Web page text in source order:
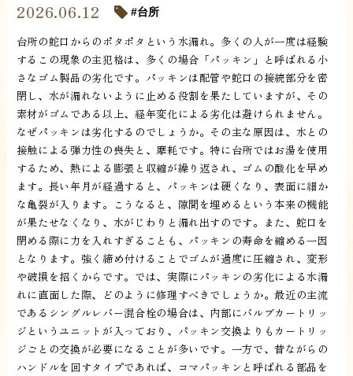
2026.06.12 台所
台所の蛇口からのポタポタという水漏れ。多くの人が一度は経験
するこの現象の主犯格は、多くの場合「パッキン」と呼ばれる小
さなゴム製品の劣化です。パッキンは配管や蛇口の接続部分を密
閉し、水が漏れないように止める役割を果たしていますが、その
素材がゴムである以上、経年変化による劣化は避けられません。
なぜパッキンは劣化するのでしょうか。その主な原因は、水との
接触による弾力性の喪失と、摩耗です。特に台所ではお湯を使用
するため、熱による膨張と収縮が繰り返され、ゴムの酸化を早め
ます。長い年月が経過すると、パッキンは硬くなり、表面に細か
な亀裂が入ります。こうなると、隙間を埋めるという本来の機能
が果たせなくなり、水がじわりと漏れ出すのです。また、蛇口を
閉める際に力を入れすぎることも、パッキンの寿命を縮める一因
となります。強く締め付けることでゴムが過度に圧縮され、変形
や破損を招くからです。では、実際にパッキンの劣化による水漏
れに直面した際、どのように修理すべきでしょうか。最近の主流
であるシングルレバー混合栓の場合は、内部にバルブカートリッ
ジというユニットが入っており、パッキン交換よりもカートリッ
ジごとの交換が必要になることが多いです。一方で、昔ながらの
ハンドルを回すタイプであれば、コマパッキンと呼ばれる部品を